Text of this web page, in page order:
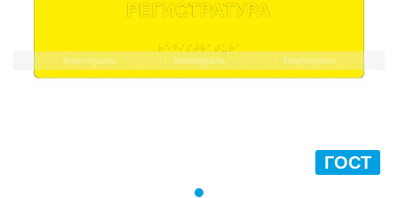
ГОСТ